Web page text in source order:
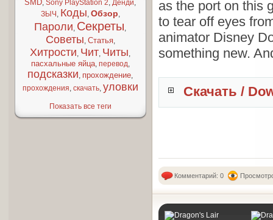
SMD,Sony PlayStation 2,Денди,
ЗЫЧ , Коды, Обзор,
Пароли, Секреты,
Советы, Статья,
Хитрости, Чит, Читы,
пасхальные яйца, перевод,
подсказки, прохождение,
прохождения, скачать, уловки
Показать все теги
as the port on this
to tear off eyes
animator Disney
something new.
Скачать /
Комментарий: 0